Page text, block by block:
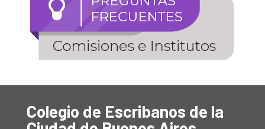
Colegio de Escribanos de la